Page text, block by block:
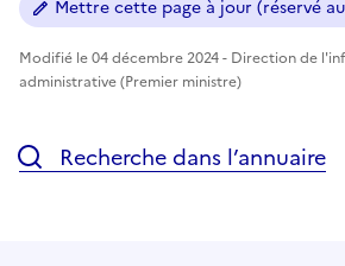
Mettre cette page à jour (réservé
Modifié le 04 décembre 2024 - Direction de
administrative (Premier ministre)
Recherche dans l’annuaire